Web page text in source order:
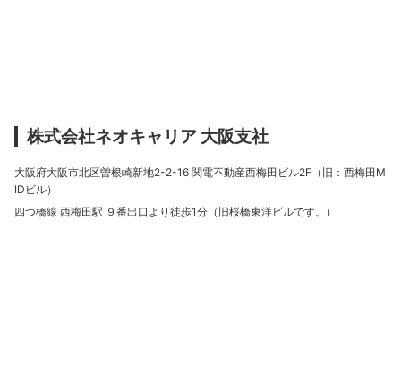
株式会社ネオキャリア 大阪支社
大阪府大阪市北区曽根崎新地2-2-16 関電不動産西梅田ビル2F（旧：西梅田M
IDビル）
四つ橋線 西梅田駅 ９番出口より徒歩1分（旧桜橋東洋ビルです。）